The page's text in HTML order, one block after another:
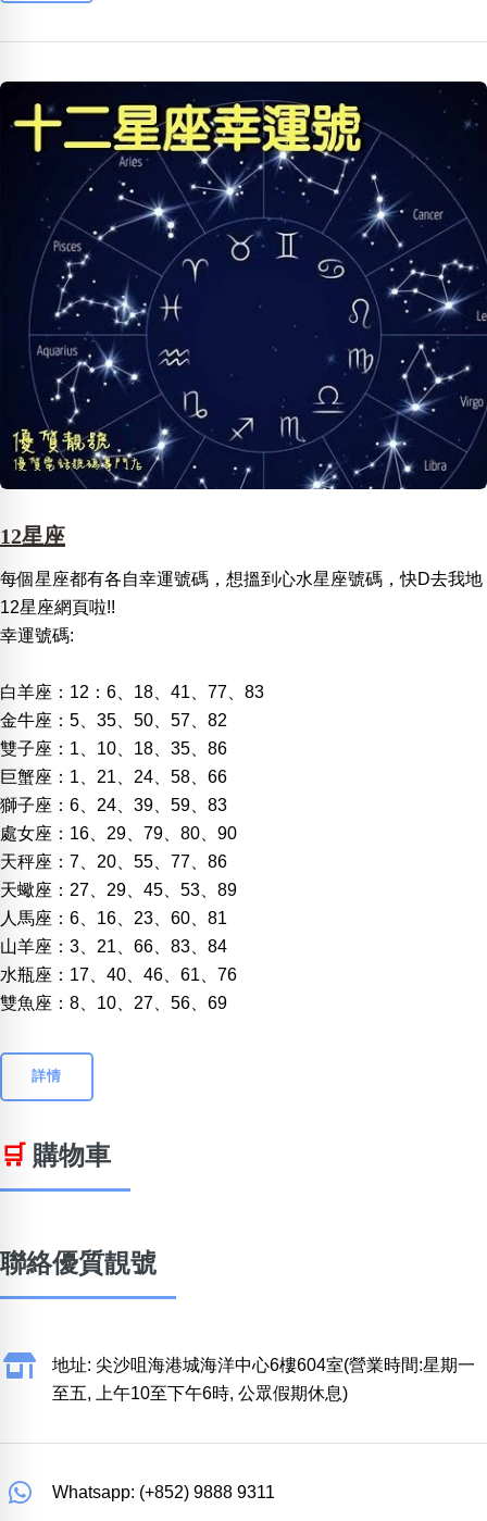
12星座
每個星座都有各自幸運號碼，想搵到心水星座號碼，快D去我地
12星座網頁啦!!
幸運號碼:
白羊座：12：6、18、41、77、83
金牛座：5、35、50、57、82
雙子座：1、10、18、35、86
巨蟹座：1、21、24、58、66
獅子座：6、24、39、59、83
處女座：16、29、79、80、90
天秤座：7、20、55、77、86
天蠍座：27、29、45、53、89
人馬座：6、16、23、60、81
山羊座：3、21、66、83、84
水瓶座：17、40、46、61、76
雙魚座：8、10、27、56、69
詳情
🛒 購物車
聯絡優質靚號
地址: 尖沙咀海港城海洋中心6樓604室(營業時間:星期一
至五, 上午10至下午6時, 公眾假期休息)
Whatsapp: (+852) 9888 9311